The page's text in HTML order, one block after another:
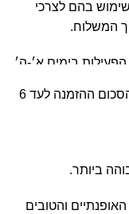
בהם לצרכי
המשלוח.
03-6480910 בשעות הפעילות בימים א׳-ה׳
אנחנו בM13online מאפשרים לחלק את הסכום ההזמנה לעד 6
והטובים